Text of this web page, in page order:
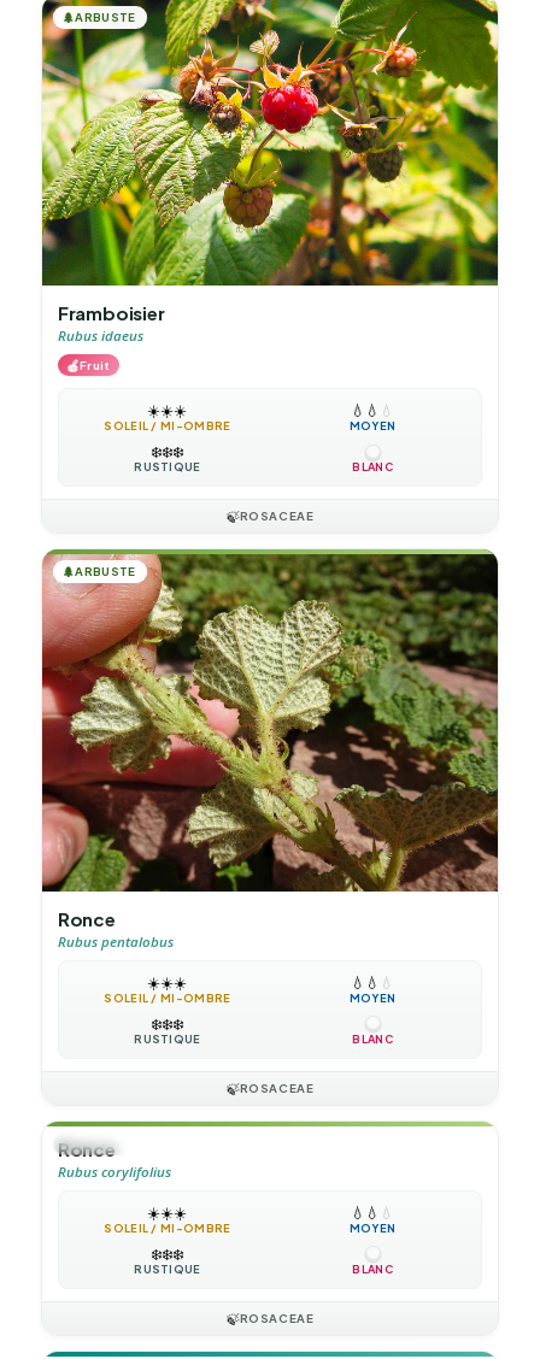
🌲ARBUSTE
Framboisier
Rubus idaeus
🍎Fruit
☀️☀️☀️
SOLEIL / MI-OMBRE
💧 💧 💧
MOYEN
❄️❄️❄️
RUSTIQUE BLANC
🍃ROSACEAE
🌲ARBUSTE
Ronce
Rubus pentalobus
☀️☀️☀️
SOLEIL / MI-OMBRE
💧 💧 💧
MOYEN
❄️❄️❄️
RUSTIQUE BLANC
🍃ROSACEAE
🌲ARBUSTE
Ronce
Rubus corylifolius
☀️☀️☀️
SOLEIL / MI-OMBRE
💧 💧 💧
MOYEN
❄️❄️❄️
RUSTIQUE BLANC
🍃ROSACEAE